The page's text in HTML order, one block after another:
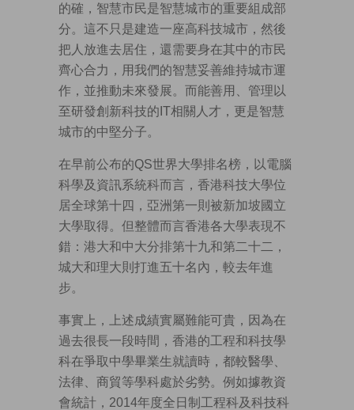
的確，智慧市民是智慧城市的重要組成部
分。這不只是建造一座高科技城市，然後
把人放進去居住，還需要身在其中的市民
齊心合力，用我們的智慧妥善維持城市運
作，並推動未來發展。而能善用、管理以
至研發創新科技的IT相關人才，更是智慧
城市的中堅分子。
在早前公布的QS世界大學排名榜，以電腦
科學及資訊系統科而言，香港科技大學位
居全球第十四，亞洲第一則被新加坡國立
大學取得。但整體而言香港各大學表現不
錯：港大和中大分排第十九和第二十二，
城大和理大則打進五十名內，較去年進
步。
事實上，上述成績實屬難能可貴，因為在
過去很長一段時間，香港的工程和科技學
科在爭取中學畢業生就讀時，都較醫學、
法律、商貿等學科處於劣勢。例如據教資
會統計，2014年度全日制工程科及科技科